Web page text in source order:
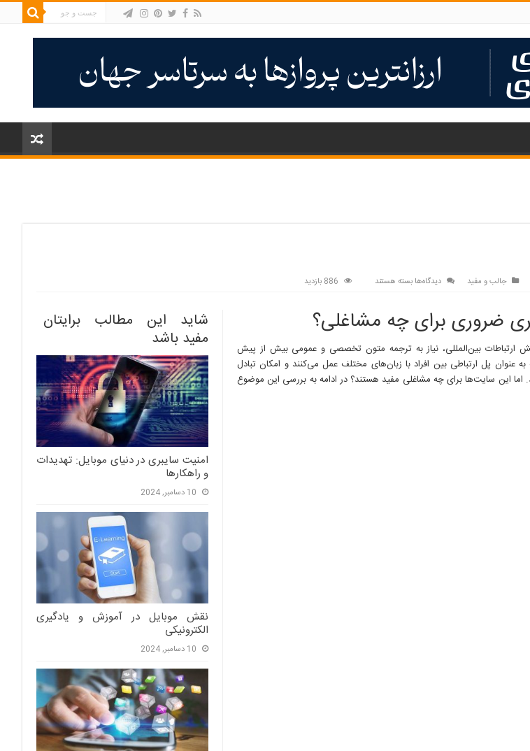
جالب و مفید دیدگاه‌ها برای
بسته هستند 886 بازدید
شاید این مطالب برایتان
مفید باشد
امنیت سایبری در دنیای موبایل: تهدیدات
و راهکارها
10 دسامبر, 2024
نقش موبایل در آموزش و یادگیری
الکترونیکی
10 دسامبر, 2024
ضروری برای چه مشاغلی؟
ارتباطات بین‌المللی، نیاز به ترجمه متون تخصصی و عمومی بیش از پیش
پل ارتباطی بین افراد با زبان‌های مختلف عمل می‌کنند و امکان تبادل
اما این سایت‌ها برای چه مشاغلی مفید هستند؟ در ادامه به بررسی این موضوع